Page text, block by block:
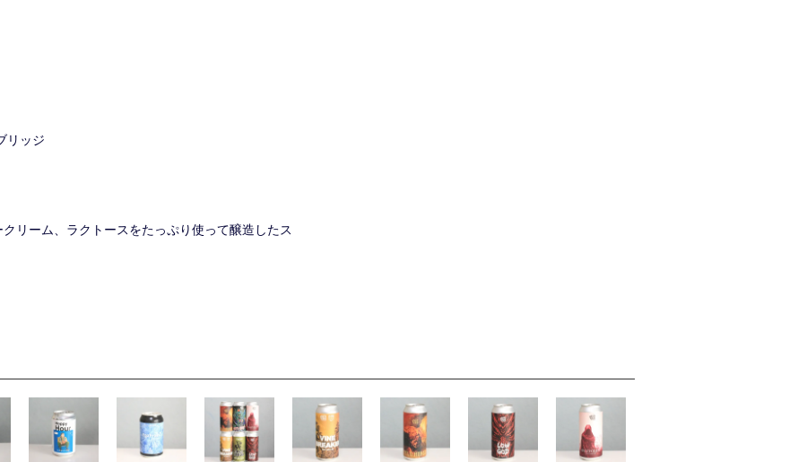
リッジ
リーム、ラクトースをたっぷり使って醸造したス